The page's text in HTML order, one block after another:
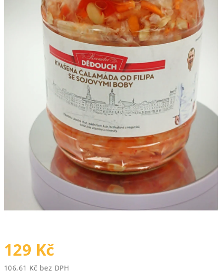
129 Kč
106,61 Kč bez DPH